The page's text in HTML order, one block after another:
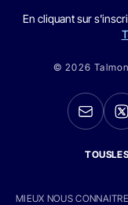
En cliquant sur
© 2026
MIEUX NOUS CONNAITRE